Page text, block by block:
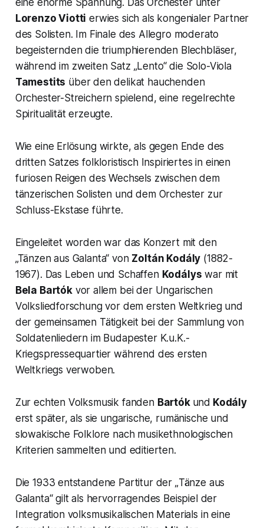
Lorenzo Viotti erwies sich als kongenialer Partner
des Solisten. Im Finale des Allegro moderato
begeisternden die triumphierenden Blechbläser,
während im zweiten Satz „Lento“die Solo-Viola
Tamestits über den delikat hauchenden
Orchester-Streichern spielend, eine regelrechte
Spiritualität erzeugte.
Wie eine Erlösung wirkte, als gegen Ende des
dritten Satzes folkloristisch Inspiriertes in einen
furiosen Reigen des Wechsels zwischen dem
tänzerischen Solisten und dem Orchester zur
Schluss-Ekstase führte.
Eingeleitet worden war das Konzert mit den
„Tänzen aus Galanta“ von Zoltán Kodály (1882-
1967). Das Leben und Schaffen Kodálys war mit
Bela Bartókvor allem bei der Ungarischen
Volksliedforschung vor dem ersten Weltkrieg und
der gemeinsamen Tätigkeit bei der Sammlung von
Soldatenliedern im Budapester K.u.K.-
Kriegspressequartier während des ersten
Weltkriegs verwoben.
Zur echten Volksmusik fanden Bartók und Kodály
erst später, als sie ungarische, rumänische und
slowakische Folklore nach musikethnologischen
Kriterien sammelten und editierten.
Die 1933 entstandene Partitur der „Tänze aus
Galanta“ gilt als hervorragendes Beispiel der
Integration volksmusikalischen Materials in eine